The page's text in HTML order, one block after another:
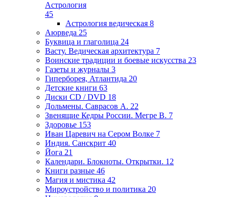
Астрология
45
Астрология ведическая 8
Аюрведа 25
Буквица и глаголица 24
Васту. Ведическая архитектура 7
Воинские традиции и боевые искусства 23
Газеты и журналы 3
Гиперборея, Атлантида 20
Детские книги 63
Диски CD / DVD 18
Дольмены. Саврасов А. 22
Звенящие Кедры России. Мегре В. 7
Здоровье 153
Иван Царевич на Сером Волке 7
Индия. Санскрит 40
Йога 21
Календари. Блокноты. Открытки. 12
Книги разные 46
Магия и мистика 42
Мироустройство и политика 20